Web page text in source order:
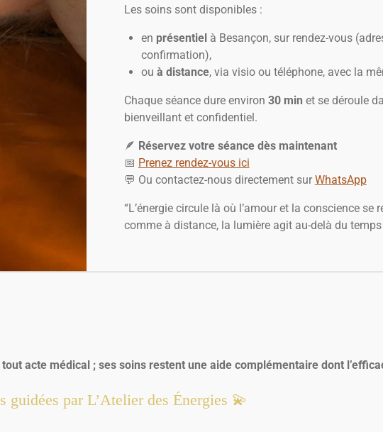
Les soins sont disponibles :
en présentielà Besançon, sur rendez-vous
confirmation),
ou à distance, via visio ou téléphone, avec la
Chaque séance dure environ 30 min et se déroule
bienveillant et confidentiel.
🪶 Réservez votre séance dès maintenant
📅 Prenez rendez-vous ici
💬 Ou contactez-nous directement sur WhatsApp
“L’énergie circule là où l’amour et la conscience se
comme à distance, la lumière agit au-delà du temps
acte médical ; ses soins restent une aide complémentaire dont
guidées par L’Atelier des Énergies 💫